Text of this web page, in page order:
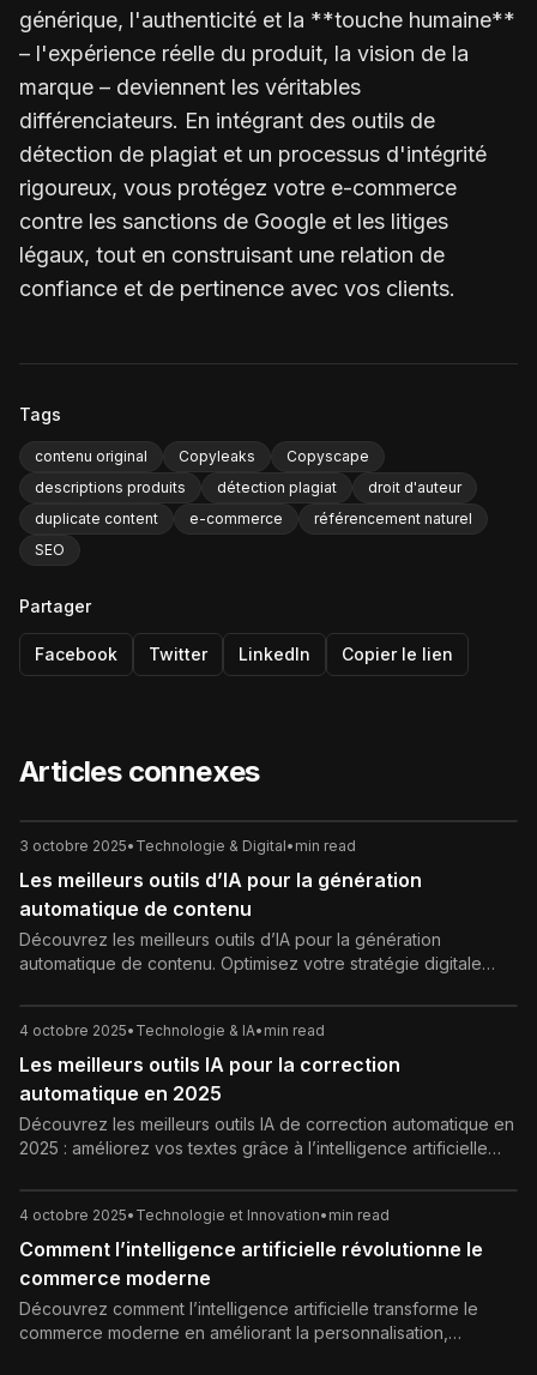
générique, l'authenticité et la **touche humaine**
– l'expérience réelle du produit, la vision de la
marque – deviennent les véritables
différenciateurs. En intégrant des outils de
détection de plagiat et un processus d'intégrité
rigoureux, vous protégez votre e-commerce
contre les sanctions de Google et les litiges
légaux, tout en construisant une relation de
confiance et de pertinence avec vos clients.
Tags
contenu original Copyleaks
Copyscape
descriptions produits
détection plagiat
droit d'auteur
duplicate content
e-commerce
référencement naturel
SEO
Partager
Facebook Twitter LinkedIn Copier le lien
Articles connexes
3 octobre 2025• Technologie & Digital• min read
Les meilleurs outils d’IA pour la génération
automatique de contenu
Découvrez les meilleurs outils d’IA pour la génération
automatique de contenu. Optimisez votre stratégie digitale
4 octobre 2025• Technologie & IA• min read
Les meilleurs outils IA pour la correction
automatique en 2025
Découvrez les meilleurs outils IA de correction automatique en
2025 : améliorez vos textes grâce à l’intelligence artificielle
4 octobre 2025• Technologie et Innovation• min read
Comment l’intelligence artificielle révolutionne le
commerce moderne
Découvrez comment l’intelligence artificielle transforme le
commerce moderne en améliorant la personnalisation,